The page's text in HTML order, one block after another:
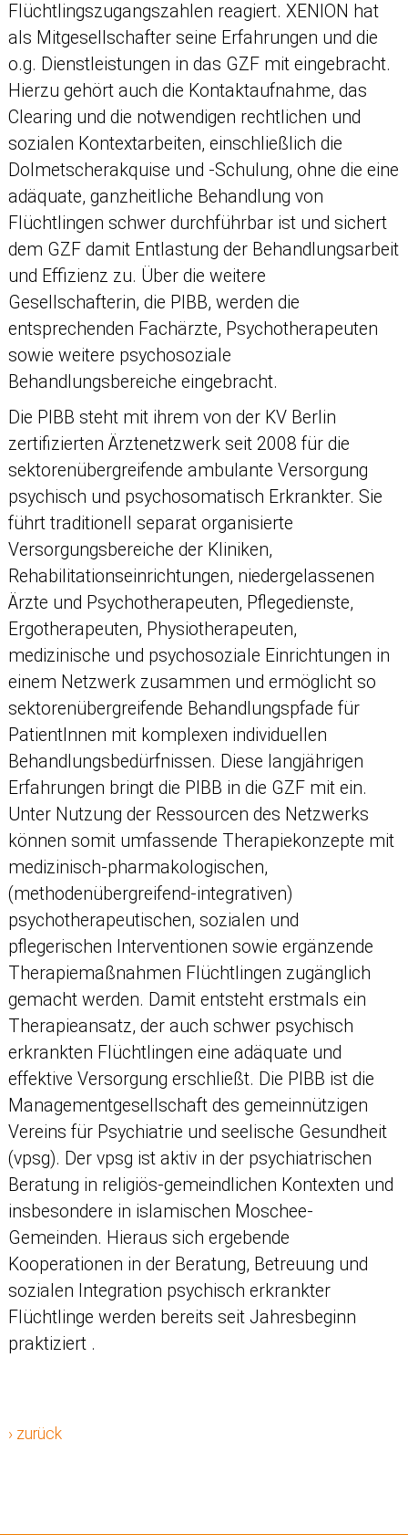
Flüchtlingszugangszahlen reagiert. XENION hat
als Mitgesellschafter seine Erfahrungen und die
o.g. Dienstleistungen in das GZF mit eingebracht.
Hierzu gehört auch die Kontaktaufnahme, das
Clearing und die notwendigen rechtlichen und
sozialen Kontextarbeiten, einschließlich die
Dolmetscherakquise und -Schulung, ohne die eine
adäquate, ganzheitliche Behandlung von
Flüchtlingen schwer durchführbar ist und sichert
dem GZF damit Entlastung der Behandlungsarbeit
und Effizienz zu. Über die weitere
Gesellschafterin, die PIBB, werden die
entsprechenden Fachärzte, Psychotherapeuten
sowie weitere psychosoziale
Behandlungsbereiche eingebracht.
Die PIBB steht mit ihrem von der KV Berlin
zertifizierten Ärztenetzwerk seit 2008 für die
sektorenübergreifende ambulante Versorgung
psychisch und psychosomatisch Erkrankter. Sie
führt traditionell separat organisierte
Versorgungsbereiche der Kliniken,
Rehabilitationseinrichtungen, niedergelassenen
Ärzte und Psychotherapeuten, Pflegedienste,
Ergotherapeuten, Physiotherapeuten,
medizinische und psychosoziale Einrichtungen in
einem Netzwerk zusammen und ermöglicht so
sektorenübergreifende Behandlungspfade für
PatientInnen mit komplexen individuellen
Behandlungsbedürfnissen. Diese langjährigen
Erfahrungen bringt die PIBB in die GZF mit ein.
Unter Nutzung der Ressourcen des Netzwerks
können somit umfassende Therapiekonzepte mit
medizinisch-pharmakologischen,
(methodenübergreifend-integrativen)
psychotherapeutischen, sozialen und
pflegerischen Interventionen sowie ergänzende
Therapiemaßnahmen Flüchtlingen zugänglich
gemacht werden. Damit entsteht erstmals ein
Therapieansatz, der auch schwer psychisch
erkrankten Flüchtlingen eine adäquate und
effektive Versorgung erschließt. Die PIBB ist die
Managementgesellschaft des gemeinnützigen
Vereins für Psychiatrie und seelische Gesundheit
(vpsg). Der vpsg ist aktiv in der psychiatrischen
Beratung in religiös-gemeindlichen Kontexten und
insbesondere in islamischen Moschee-
Gemeinden. Hieraus sich ergebende
Kooperationen in der Beratung, Betreuung und
sozialen Integration psychisch erkrankter
Flüchtlinge werden bereits seit Jahresbeginn
praktiziert .
› zurück